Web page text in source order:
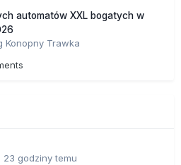
automatów XXL bogatych w
Konopny Trawka
23 godziny temu